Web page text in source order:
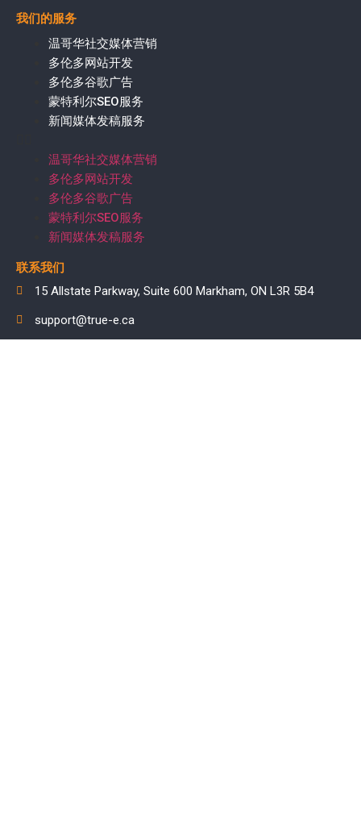
我们的服务
温哥华社交媒体营销
多伦多网站开发
多伦多谷歌广告
蒙特利尔SEO服务
新闻媒体发稿服务
温哥华社交媒体营销
多伦多网站开发
多伦多谷歌广告
蒙特利尔SEO服务
新闻媒体发稿服务
联系我们
15 Allstate Parkway, Suite 600 Markham, ON L3R 5B4
support@true-e.ca